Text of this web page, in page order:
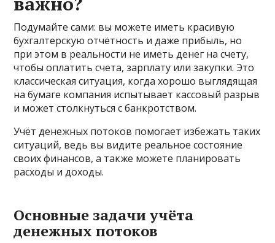
Подумайте сами: вы можете иметь красивую
бухгалтерскую отчётность и даже прибыль, но
при этом в реальности не иметь денег на счету,
чтобы оплатить счета, зарплату или закупки. Это
классическая ситуация, когда хорошо выглядящая
на бумаге компания испытывает кассовый разрыв
и может столкнуться с банкротством.
Учёт денежных потоков помогает избежать таких
ситуаций, ведь вы видите реальное состояние
своих финансов, а также можете планировать
расходы и доходы.
Основные задачи учёта
денежных потоков